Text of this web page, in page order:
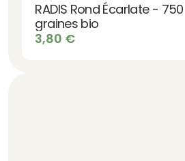
RADIS Rond Écarlate - 750
graines bio
3,80 €